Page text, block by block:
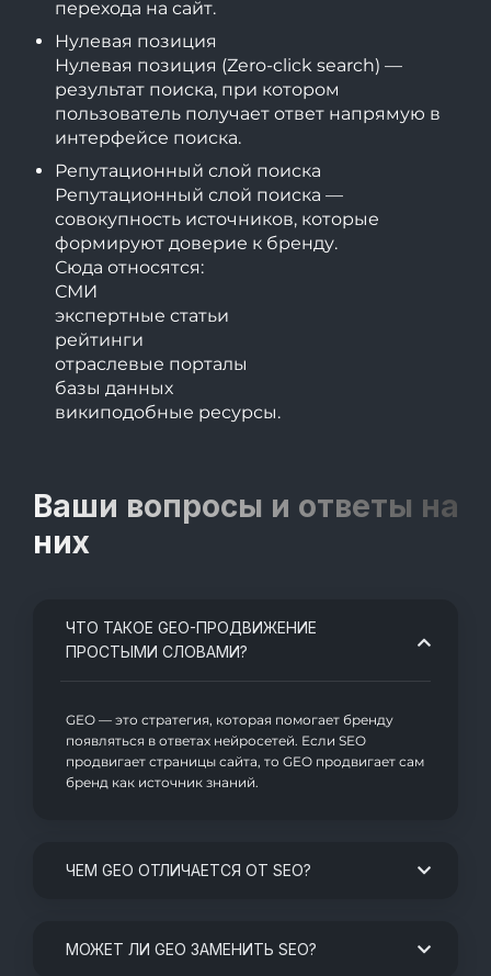
перехода на сайт.
Нулевая позиция
Нулевая позиция (Zero-click search) —
результат поиска, при котором
пользователь получает ответ напрямую в
интерфейсе поиска.
Репутационный слой поиска
Репутационный слой поиска —
совокупность источников, которые
формируют доверие к бренду.
Сюда относятся:
СМИ
экспертные статьи
рейтинги
отраслевые порталы
базы данных
википодобные ресурсы.
Ваши вопросы и ответы на
них
ЧТО ТАКОЕ GEO-ПРОДВИЖЕНИЕ
ПРОСТЫМИ СЛОВАМИ?
GEO — это стратегия, которая помогает бренду
появляться в ответах нейросетей. Если SEO
продвигает страницы сайта, то GEO продвигает сам
бренд как источник знаний.
ЧЕМ GEO ОТЛИЧАЕТСЯ ОТ SEO?
МОЖЕТ ЛИ GEO ЗАМЕНИТЬ SEO?